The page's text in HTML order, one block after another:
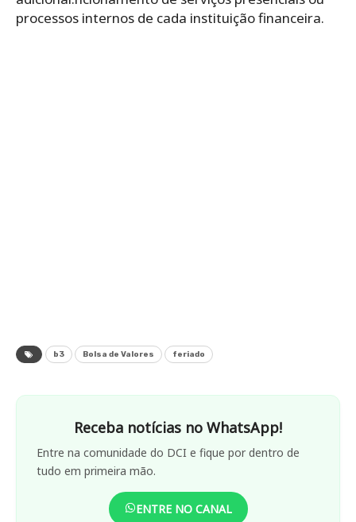
processos internos de cada instituição financeira.
b3 Bolsa de Valores feriado
Receba notícias no WhatsApp!
Entre na comunidade do DCI e fique por dentro de
tudo em primeira mão.
ENTRE NO CANAL